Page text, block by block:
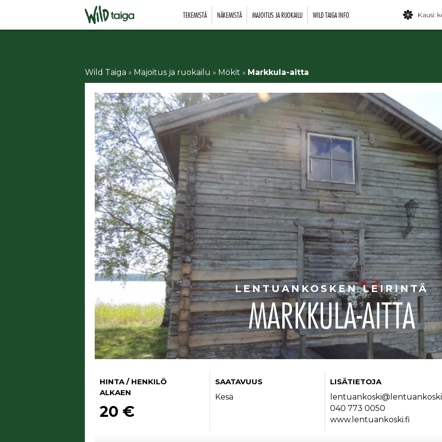
TEKEMISTÄ NÄKEMISTÄ MAJOITUS JA RUOKAILU WILD TAIGA INFO Kausi:
Wild Taiga » Majoitus ja ruokailu » Mökit » Markkula-aitta
LENTUANKOSKEN LEIRINTÄ
MARKKULA-AITTA
HINTA / HENKILÖ
ALKAEN
20 €
SAATAVUUS
Kesä
LISÄTIETOJA
040 773 0050
www.lentuankoski.fi